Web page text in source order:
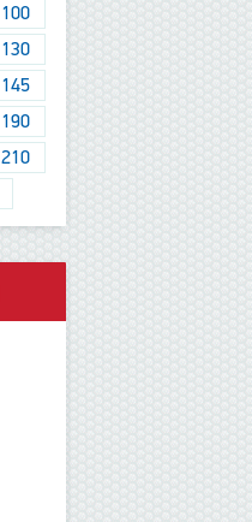
100
130
145
190
210